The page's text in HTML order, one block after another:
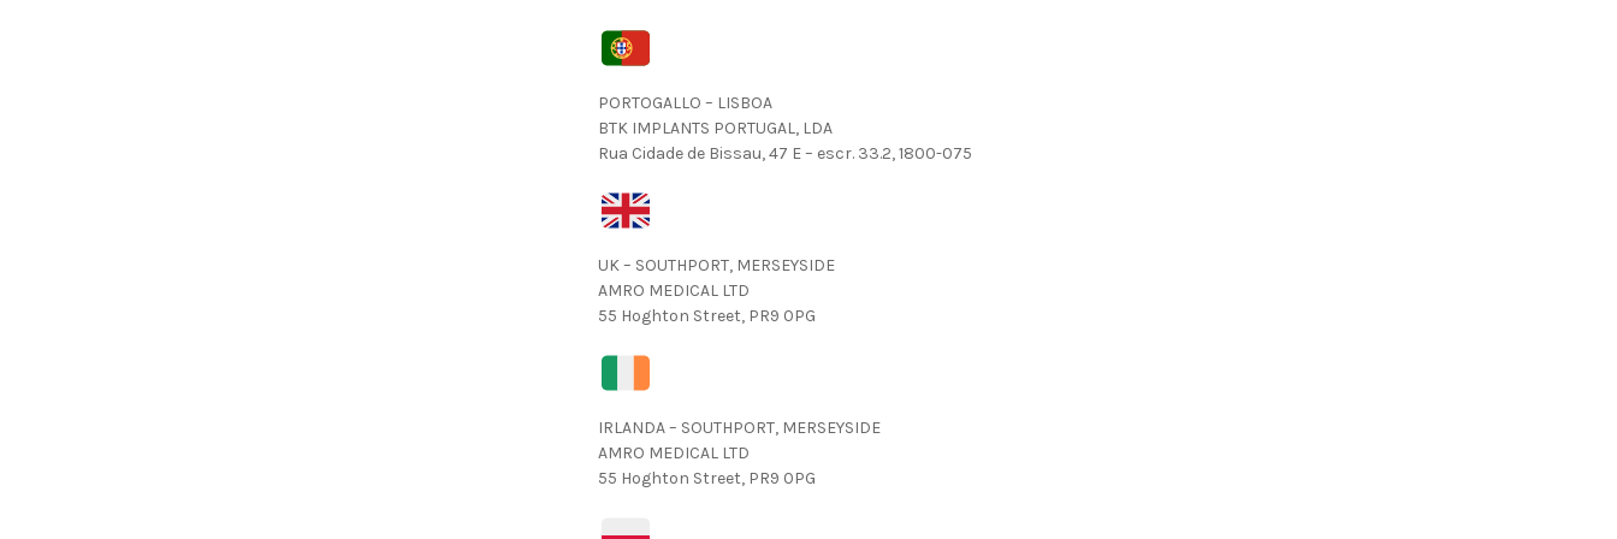
PORTOGALLO – LISBOA
BTK IMPLANTS PORTUGAL, LDA
Rua Cidade de Bissau, 47 E – escr. 33.2, 1800-075
UK – SOUTHPORT, MERSEYSIDE
AMRO MEDICAL LTD
55 Hoghton Street, PR9 0PG
IRLANDA – SOUTHPORT, MERSEYSIDE
AMRO MEDICAL LTD
55 Hoghton Street, PR9 0PG